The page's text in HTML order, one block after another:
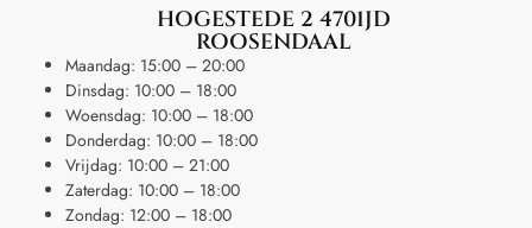
HOGESTEDE 2 4701JD
ROOSENDAAL
Maandag: 15:00 – 20:00
Dinsdag: 10:00 – 18:00
Woensdag: 10:00 – 18:00
Donderdag: 10:00 – 18:00
Vrijdag: 10:00 – 21:00
Zaterdag: 10:00 – 18:00
Zondag: 12:00 – 18:00